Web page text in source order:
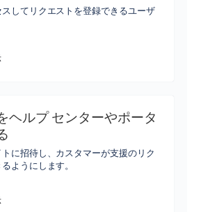
してリクエストを登録できるユーザ
ヘルプ センターやポータ
に招待し、カスタマーが支援のリク
ようにします。